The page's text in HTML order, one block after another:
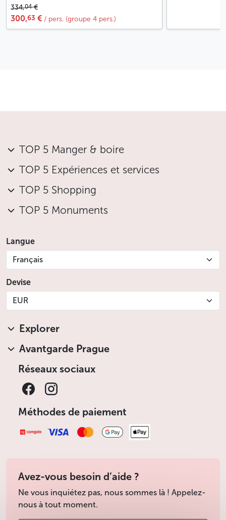
334,04€
300,63 € / pers. (groupe 4 pers.)
TOP 5 Manger & boire
TOP 5 Expériences et services
TOP 5 Shopping
TOP 5 Monuments
Langue
Français
Devise
EUR
Explorer
Avantgarde Prague
Réseaux sociaux
Méthodes de paiement
Avez-vous besoin d’aide ?
Ne vous inquiétez pas, nous sommes là ! Appelez-
nous à tout moment.